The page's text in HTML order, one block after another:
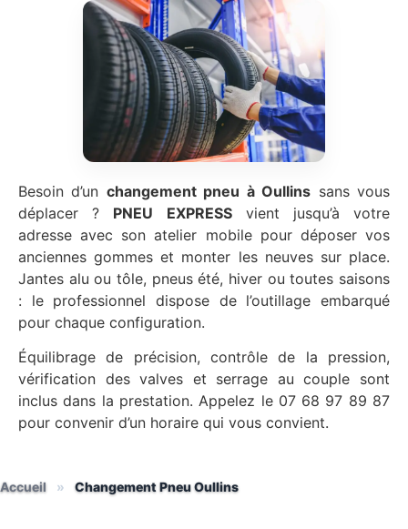
Besoin d’un changement pneu à Oullins sans vous
déplacer ? PNEU EXPRESSvient jusqu’à votre
adresse avec son atelier mobile pour déposer vos
anciennes gommes et monter les neuves sur place.
Jantes alu ou tôle, pneus été, hiver ou toutes saisons
: le professionnel dispose de l’outillage embarqué
pour chaque configuration.
Équilibrage de précision, contrôle de la pression,
vérification des valves et serrage au couple sont
inclus dans la prestation. Appelez le 07 68 97 89 87
pour convenir d’un horaire qui vous convient.
Accueil » Changement Pneu Oullins